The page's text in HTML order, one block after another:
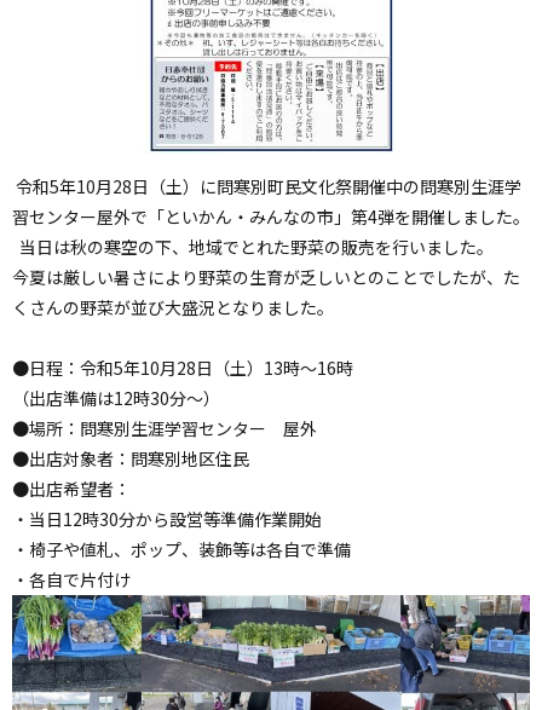
令和5年10月28日（土）に問寒別町民文化祭開催中の問寒別生涯学
習センター屋外で「といかん・みんなの市」第4弾を開催しました。
当日は秋の寒空の下、地域でとれた野菜の販売を行いました。
今夏は厳しい暑さにより野菜の生育が乏しいとのことでしたが、た
くさんの野菜が並び大盛況となりました。
●日程：令和5年10月28日（土）13時～16時
（出店準備は12時30分～）
●場所：問寒別生涯学習センター 屋外
●出店対象者：問寒別地区住民
●出店希望者：
・当日12時30分から設営等準備作業開始
・椅子や値札、ポップ、装飾等は各自で準備
・各自で片付け